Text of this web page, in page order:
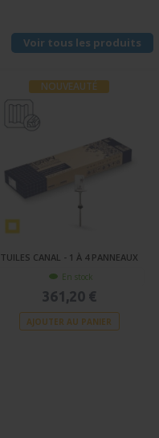
Voir tous les produits
NOUVEAUTÉ
TUILES CANAL - 1 À 4 PANNEAUX
En stock
361,20 €
AJOUTER AU PANIER